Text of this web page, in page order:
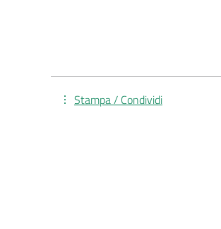
Stampa / Condividi